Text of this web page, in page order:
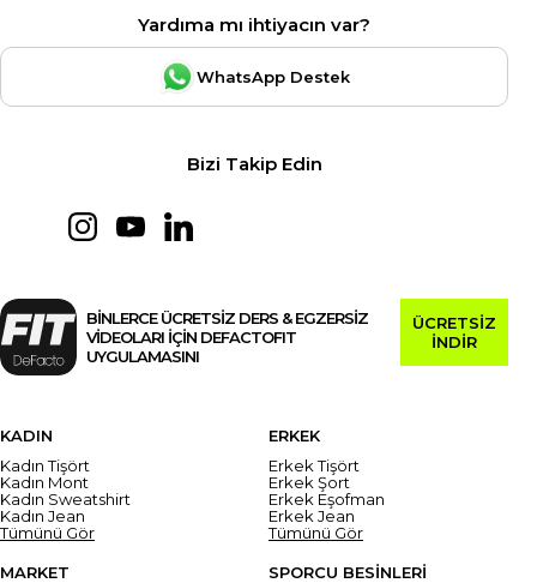
Yardıma mı ihtiyacın var?
WhatsApp Destek
Bizi Takip Edin
BİNLERCE ÜCRETSİZ DERS & EGZERSİZ
VİDEOLARI İÇİN DEFACTOFIT
UYGULAMASINI
ÜCRETSİZ
İNDİR
KADIN
Kadın Tişört
Kadın Mont
Kadın Sweatshirt
Kadın Jean
Tümünü Gör
ERKEK
Erkek Tişört
Erkek Şort
Erkek Eşofman
Erkek Jean
Tümünü Gör
MARKET
SPORCU BESİNLERİ